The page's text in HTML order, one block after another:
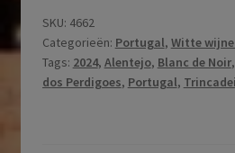
Trincadeira
Blanc
de
Noir
SKU: 4662
Categorieën: Portugal, Witte
Tags: 2024, Alentejo, Blanc de Noir,
dos Perdigoes, Portugal,